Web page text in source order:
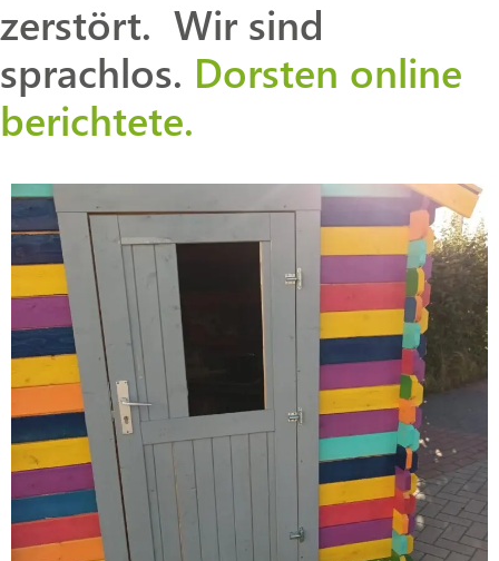
zerstört. Wir sind
sprachlos. Dorsten online
berichtete.